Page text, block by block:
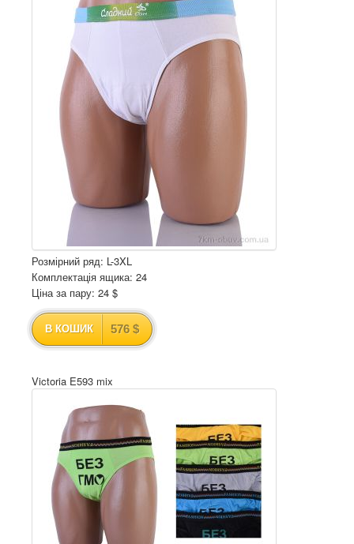
Розмірний ряд: L-3XL
Комплектація ящика: 24
Ціна за пару: 24 $
В КОШИК 576 $
Victoria E593 mix